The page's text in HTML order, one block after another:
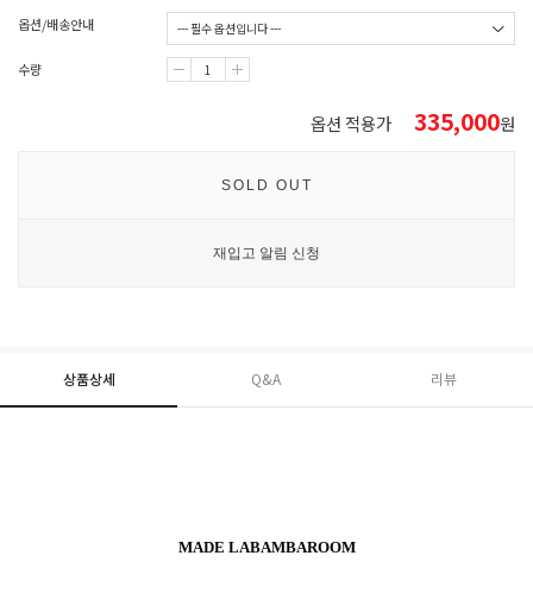
옵션/배송안내
수량
옵션 적용가 335,000원
SOLD OUT
재입고 알림 신청
상품상세 Q&A 리뷰
MADE LABAMBAROOM